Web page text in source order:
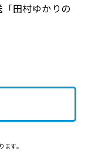
田村ゆかりの
す。